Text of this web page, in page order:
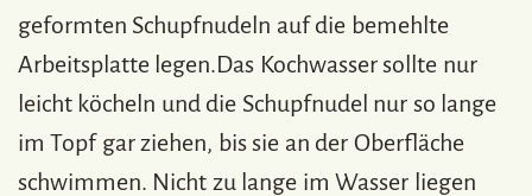
geformten Schupfnudeln auf die bemehlte
Arbeitsplatte legen.Das Kochwasser sollte nur
leicht köcheln und die Schupfnudel nur so lange
im Topf gar ziehen, bis sie an der Oberfläche
schwimmen. Nicht zu lange im Wasser liegen